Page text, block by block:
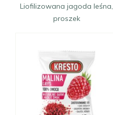
Liofilizowana jagoda leśna,
proszek